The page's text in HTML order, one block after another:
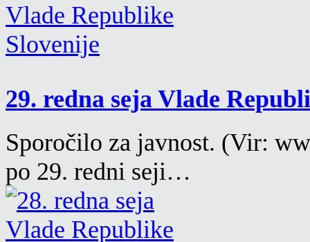
29. redna seja Vlade
Sporočilo za javnost. (Vir:
po 29. redni seji…